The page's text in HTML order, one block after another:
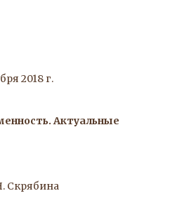
2018 г.
Актуальные
Скрябина